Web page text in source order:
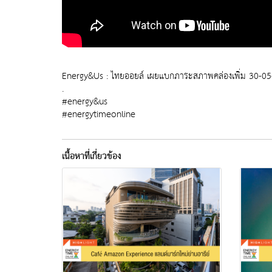
Energy&Us : ไทยออยล์ เผยแบกภาระสภาพคล่องเพิ่ม 30-
.
#energy&us
#energytimeonline
เนื้อหาที่เกี่ยวข้อง